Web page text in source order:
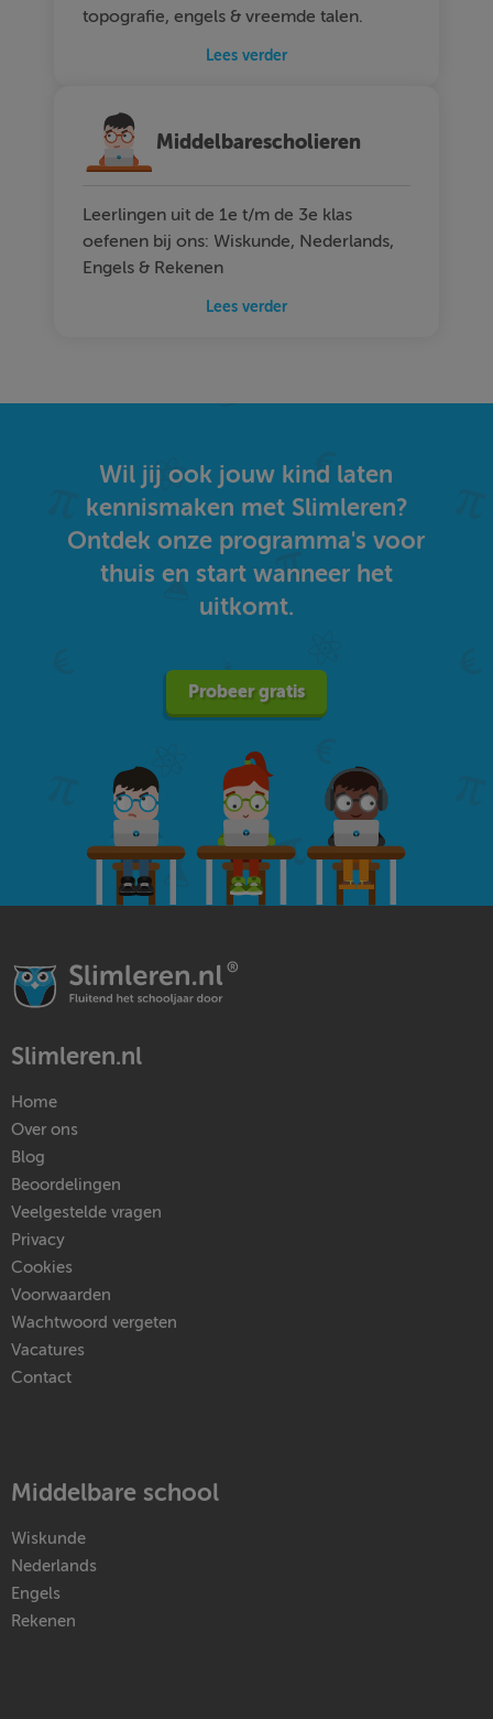
topografie, engels & vreemde talen.
Lees verder
Middelbarescholieren
Leerlingen uit de 1e t/m de 3e klas
oefenen bij ons: Wiskunde, Nederlands,
Engels & Rekenen
Lees verder
Wil jij ook jouw kind laten
kennismaken met Slimleren?
Ontdek onze programma's voor
thuis en start wanneer het
uitkomt.
Probeer gratis
Slimleren.nl
Home
Over ons
Blog
Beoordelingen
Veelgestelde vragen
Privacy
Cookies
Voorwaarden
Wachtwoord vergeten
Vacatures
Contact
Middelbare school
Wiskunde
Nederlands
Engels
Rekenen